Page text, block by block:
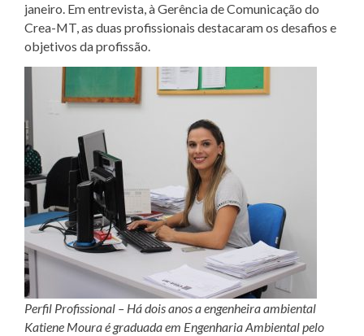
janeiro. Em entrevista, à Gerência de Comunicação do
Crea-MT, as duas profissionais destacaram os desafios e
objetivos da profissão.
Perfil Profissional – Há dois anos a engenheira ambiental
Katiene Moura é graduada em Engenharia Ambiental pelo